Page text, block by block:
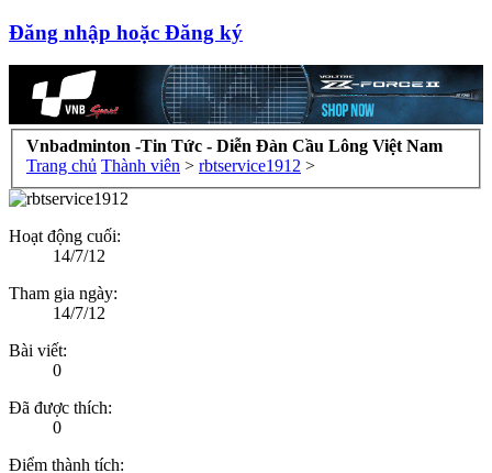
Đăng nhập hoặc Đăng ký
Vnbadminton -Tin Tức - Diễn Đàn Cầu Lông Việt Nam
Trang chủ Thành viên > rbtservice1912 >
Hoạt động cuối:
14/7/12
Tham gia ngày:
14/7/12
Bài viết:
0
Đã được thích:
0
Điểm thành tích: